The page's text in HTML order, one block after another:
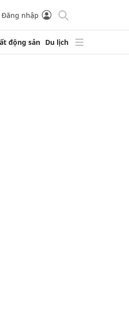
Đăng nhập
động sản Du lịch